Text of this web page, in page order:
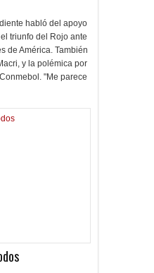
habló del apoyo
triunfo del Rojo ante
de América. También
y la polémica por
"Me parece